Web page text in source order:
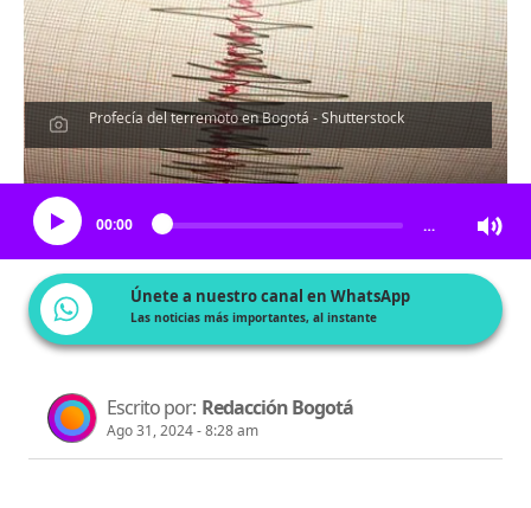
Profecía del terremoto en Bogotá - Shutterstock
Escucha el artículo
00:00 …
Únete a nuestro canal en WhatsApp
Las noticias más importantes, al instante
Escrito por: Redacción Bogotá
Ago 31, 2024 - 8:28 am